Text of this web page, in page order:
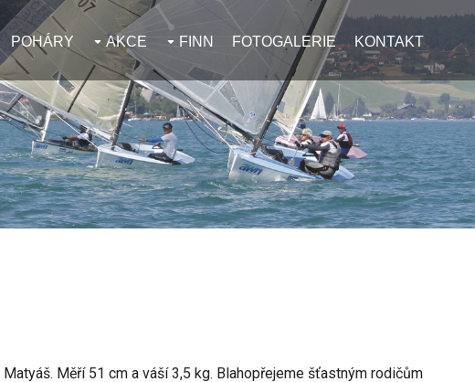
POHÁRY AKCE FINN FOTOGALERIE KONTAKT
Měří 51 cm a váší 3,5 kg. Blahopřejeme šťastným rodičům